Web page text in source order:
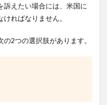
訴えたい場合には、米国に
ればなりません。
2つの選択肢があります。